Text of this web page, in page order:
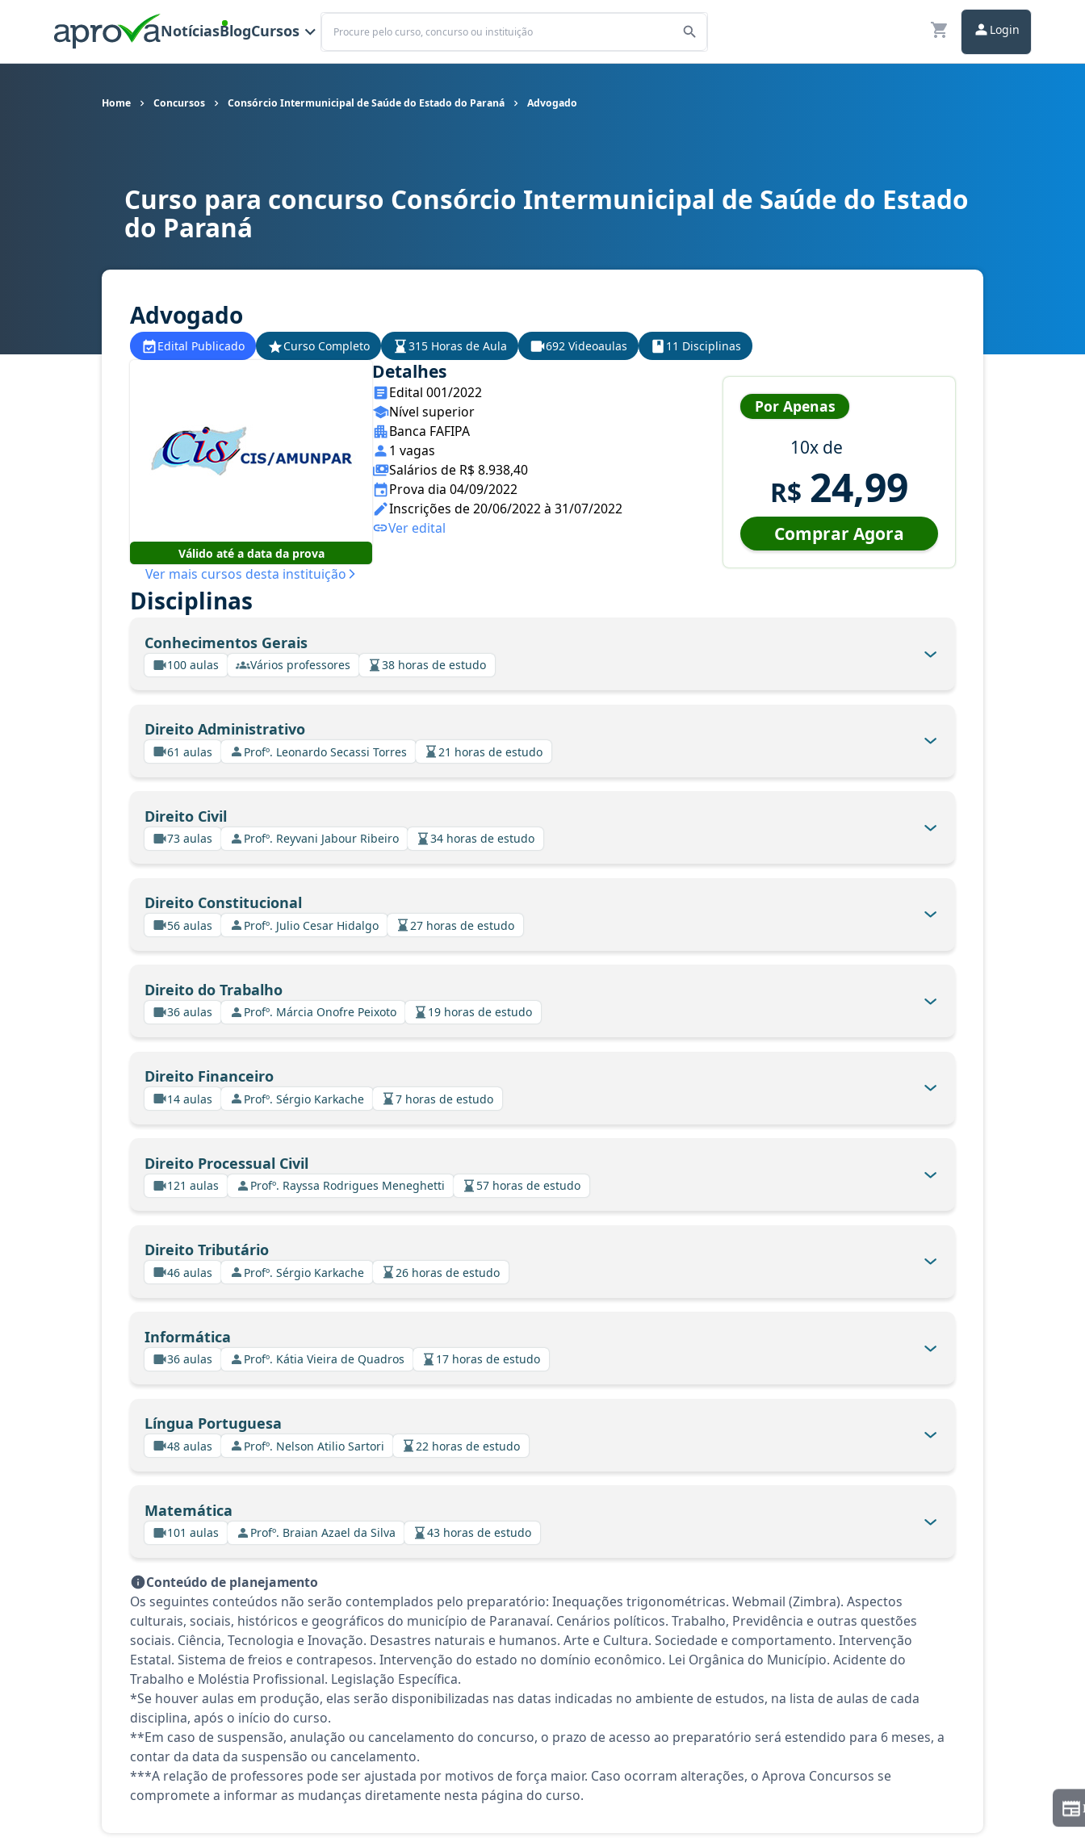
NotíciasBlogCursos
Buscar
Login
Home Concursos Consórcio Intermunicipal de Saúde do Estado do Paraná Advogado
Curso para concurso CIS AMUNPAR (PR) - Consórcio Intermunicipal de Saúde do Estado do Paraná cargo Advogado
Curso para concurso Consórcio Intermunicipal de Saúde do Estado
do Paraná
Advogado
Edital Publicado Curso Completo 315 Horas de Aula 692 Videoaulas 11 Disciplinas
Válido até a data da prova
Ver mais cursos desta instituição
Detalhes
Edital 001/2022
Nível superior
Banca FAFIPA
1 vagas
Salários de R$ 8.938,40
Prova dia 04/09/2022
Inscrições de 20/06/2022 à 31/07/2022
Ver edital
Por Apenas
10x de
R$ 24,99
Comprar Agora
Disciplinas
Conhecimentos Gerais
100 aulas Vários professores 38 horas de estudo
Direito Administrativo
61 aulas Profº. Leonardo Secassi Torres 21 horas de estudo
Direito Civil
73 aulas Profº. Reyvani Jabour Ribeiro 34 horas de estudo
Direito Constitucional
56 aulas Profº. Julio Cesar Hidalgo 27 horas de estudo
Direito do Trabalho
36 aulas Profº. Márcia Onofre Peixoto 19 horas de estudo
Direito Financeiro
14 aulas Profº. Sérgio Karkache 7 horas de estudo
Direito Processual Civil
121 aulas Profº. Rayssa Rodrigues Meneghetti 57 horas de estudo
Direito Tributário
46 aulas Profº. Sérgio Karkache 26 horas de estudo
Informática
36 aulas Profº. Kátia Vieira de Quadros 17 horas de estudo
Língua Portuguesa
48 aulas Profº. Nelson Atilio Sartori 22 horas de estudo
Matemática
101 aulas Profº. Braian Azael da Silva 43 horas de estudo
Conteúdo de planejamento
Os seguintes conteúdos não serão contemplados pelo preparatório: Inequações trigonométricas. Webmail (Zimbra). Aspectos
culturais, sociais, históricos e geográficos do município de Paranavaí. Cenários políticos. Trabalho, Previdência e outras questões
sociais. Ciência, Tecnologia e Inovação. Desastres naturais e humanos. Arte e Cultura. Sociedade e comportamento. Intervenção
Estatal. Sistema de freios e contrapesos. Intervenção do estado no domínio econômico. Lei Orgânica do Município. Acidente do
Trabalho e Moléstia Profissional. Legislação Específica.
*Se houver aulas em produção, elas serão disponibilizadas nas datas indicadas no ambiente de estudos, na lista de aulas de cada
disciplina, após o início do curso.
**Em caso de suspensão, anulação ou cancelamento do concurso, o prazo de acesso ao preparatório será estendido para 6 meses, a
contar da data da suspensão ou cancelamento.
***A relação de professores pode ser ajustada por motivos de força maior. Caso ocorram alterações, o Aprova Concursos se
compromete a informar as mudanças diretamente nesta página do curso.